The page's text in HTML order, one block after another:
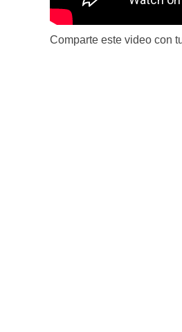
Comparte este video con